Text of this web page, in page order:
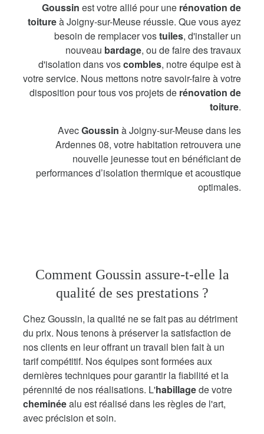
Goussin est votre allié pour une rénovation de
toitureà Joigny-sur-Meuse réussie. Que vous ayez
besoin de remplacer vostuiles, d'installer un
nouveau bardage, ou de faire des travaux
d'isolation dans voscombles, notre équipe est à
votre service. Nous mettons notre savoir-faire à votre
disposition pour tous vos projets de rénovation de
toiture.
AvecGoussin à Joigny-sur-Meuse dans les
Ardennes 08, votre habitation retrouvera une
nouvelle jeunesse tout en bénéficiant de
performances d’isolation thermique et acoustique
optimales.
Comment Goussin assure-t-elle la
qualité de ses prestations ?
Chez Goussin, la qualité ne se fait pas au détriment
du prix. Nous tenons à préserver la satisfaction de
nos clients en leur offrant un travail bien fait à un
tarif compétitif. Nos équipes sont formées aux
dernières techniques pour garantir la fiabilité et la
pérennité de nos réalisations. L'habillagede votre
cheminéealu est réalisé dans les règles de l'art,
avec précision et soin.